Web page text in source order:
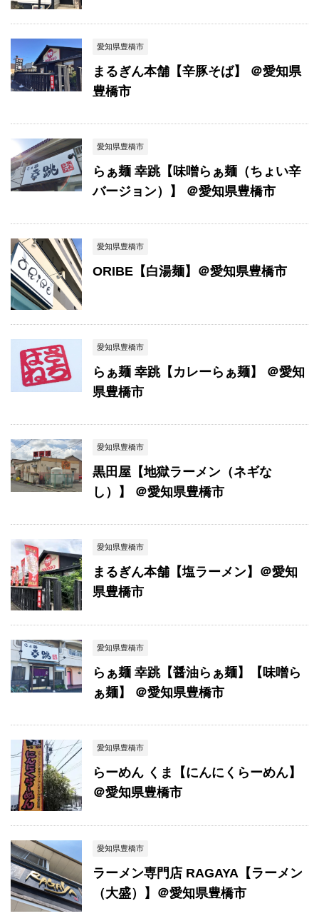
愛知県豊橋市
まるぎん本舗【辛豚そば】 ＠愛知県
豊橋市
愛知県豊橋市
らぁ麺 幸跳【味噌らぁ麺（ちょい辛
バージョン）】 ＠愛知県豊橋市
愛知県豊橋市
ORIBE【白湯麺】＠愛知県豊橋市
愛知県豊橋市
らぁ麺 幸跳【カレーらぁ麺】 ＠愛知
県豊橋市
愛知県豊橋市
黒田屋【地獄ラーメン（ネギな
し）】 ＠愛知県豊橋市
愛知県豊橋市
まるぎん本舗【塩ラーメン】＠愛知
県豊橋市
愛知県豊橋市
らぁ麺 幸跳【醤油らぁ麺】【味噌ら
ぁ麺】 ＠愛知県豊橋市
愛知県豊橋市
らーめん くま【にんにくらーめん】
＠愛知県豊橋市
愛知県豊橋市
ラーメン専門店 RAGAYA【ラーメン
（大盛）】＠愛知県豊橋市